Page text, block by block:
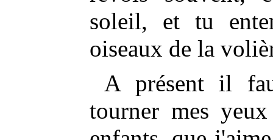
soleil, et tu
oiseaux de la
A présent il
tourner mes